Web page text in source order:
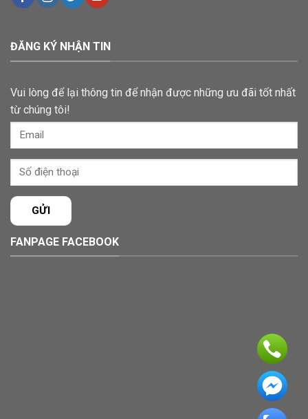
ĐĂNG KÝ NHẬN TIN
Vui lòng để lại thông tin để nhận được những ưu đãi tốt nhất
từ chúng tôi!
FANPAGE FACEBOOK